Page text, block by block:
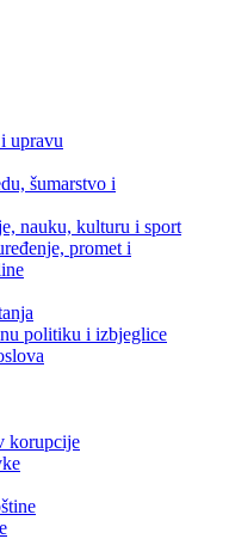
upravu
šumarstvo i
nauku, kulturu i sport
promet i
politiku i izbjeglice
korupcije